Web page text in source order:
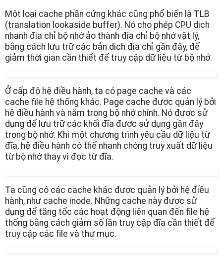
Một loại cache phần cứng khác cũng phổ biến là TLB
(translation lookaside buffer). Nó cho phép CPU dịch
nhanh địa chỉ bộ nhớ ảo thành địa chỉ bộ nhớ vật lý,
bằng cách lưu trữ các bản dịch địa chỉ gần đây, để
giảm thời gian cần thiết để truy cập dữ liệu từ bộ nhớ.
Ở cấp độ hệ điều hành, ta có page cache và các
cache file hệ thống khác. Page cache được quản lý bởi
hệ điều hành và nằm trong bộ nhớ chính. Nó được sử
dụng để lưu trữ các khối đĩa được sử dụng gần đây
trong bộ nhớ. Khi một chương trình yêu cầu dữ liệu từ
đĩa, hệ điều hành có thể nhanh chóng truy xuất dữ liệu
từ bộ nhớ thay vì đọc từ đĩa.
Ta cũng có các cache khác được quản lý bởi hệ điều
hành, như cache inode. Những cache này được sử
dụng để tăng tốc các hoạt động liên quan đến file hệ
thống bằng cách giảm số lần truy cập đĩa cần thiết để
truy cập các file và thư mục.